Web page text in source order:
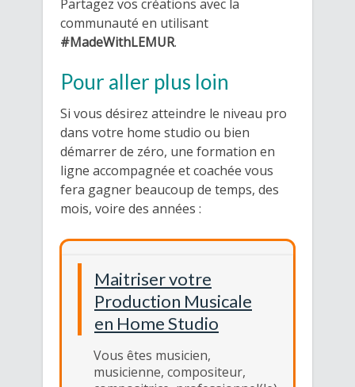
Partagez vos créations avec la
communauté en utilisant
#MadeWithLEMUR.
Pour aller plus loin
Si vous désirez atteindre le niveau pro
dans votre home studio ou bien
démarrer de zéro, une formation en
ligne accompagnée et coachée vous
fera gagner beaucoup de temps, des
mois, voire des années :
Maitriser votre
Production Musicale
en Home Studio
Vous êtes musicien,
musicienne, compositeur,